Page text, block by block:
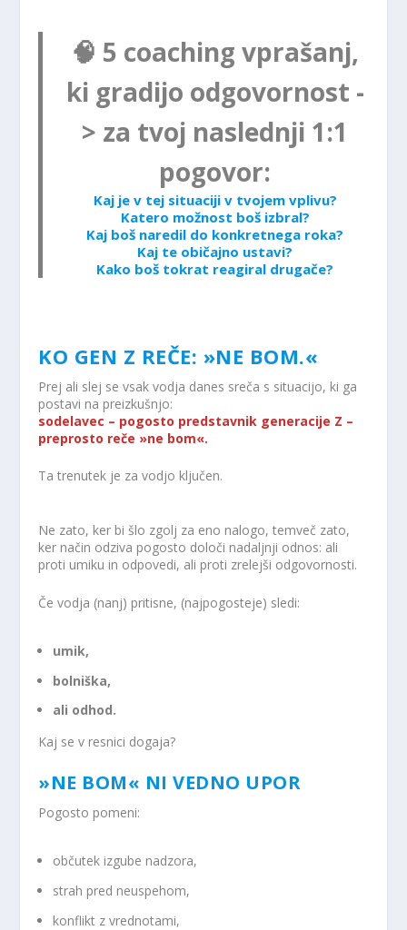
🧠 5 coaching vprašanj,
ki gradijo odgovornost -
> za tvoj naslednji 1:1
pogovor:
Kaj je v tej situaciji v tvojem vplivu?
Katero možnost boš izbral?
Kaj boš naredil do konkretnega roka?
Kaj te običajno ustavi?
Kako boš tokrat reagiral drugače?
KO GEN Z REČE: »NE BOM.«
Prej ali slej se vsak vodja danes sreča s situacijo, ki ga
postavi na preizkušnjo:
sodelavec – pogosto predstavnik generacije Z –
preprosto reče »ne bom«.
Ta trenutek je za vodjo ključen.
Ne zato, ker bi šlo zgolj za eno nalogo, temveč zato,
ker način odziva pogosto določi nadaljnji odnos: ali
proti umiku in odpovedi, ali proti zrelejši odgovornosti.
Če vodja (nanj) pritisne, (najpogosteje) sledi:
umik,
bolniška,
ali odhod.
Kaj se v resnici dogaja?
»NE BOM« NI VEDNO UPOR
Pogosto pomeni:
občutek izgube nadzora,
strah pred neuspehom,
konflikt z vrednotami,